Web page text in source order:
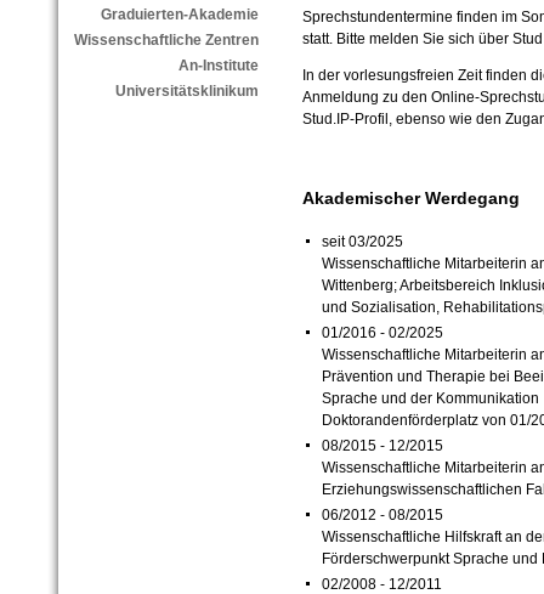
Graduierten-Akademie
Wissenschaftliche Zentren
An-Institute
Universitätsklinikum
Sprechstundentermine finden im
statt. Bitte melden Sie sich über
In der vorlesungsfreien Zeit finden
Anmeldung zu den Online-
Stud.IP-Profil, ebenso wie den
Akademischer Werdegang
seit 03/2025
Wissenschaftliche Mitarbeiterin
Wittenberg; Arbeitsbereich
und Sozialisation,
01/2016 - 02/2025
Wissenschaftliche Mitarbeiterin
Prävention und Therapie bei
Sprache und der Kommunikation
Doktorandenförderplatz von 01/
08/2015 - 12/2015
Wissenschaftliche Mitarbeiterin
Erziehungswissenschaftlichen
06/2012 - 08/2015
Wissenschaftliche Hilfskraft an
Förderschwerpunkt Sprache und
02/2008 - 12/2011